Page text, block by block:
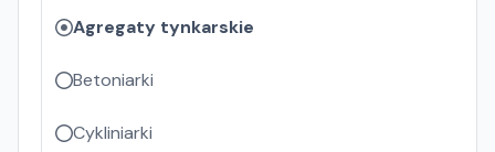
Agregaty tynkarskie
Betoniarki
Cykliniarki